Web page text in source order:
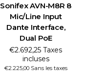
Sonifex AVN-M8R 8
Mic/Line Input
Dante Interface,
Dual PoE
€2.692,25 Taxes
incluses
€2.225,00 Sans les taxes